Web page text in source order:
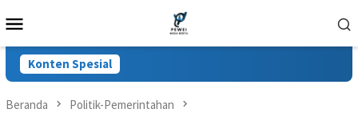
ke
Mobile
Konten Spesial
Beranda Politik-Pemerintahan